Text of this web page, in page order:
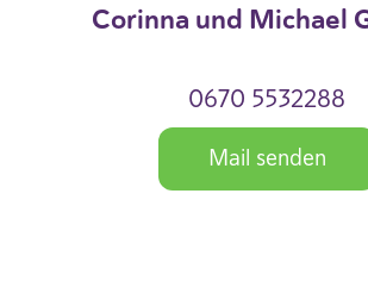
Corinna und Michael
0670 5532288
Mail senden